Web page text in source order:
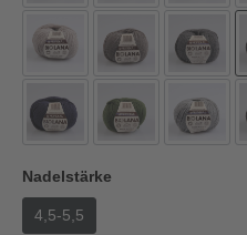
Nadelstärke
4,5-5,5